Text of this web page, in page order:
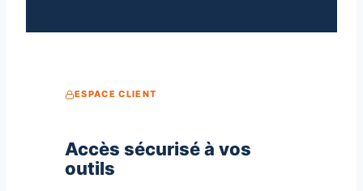
ESPACE CLIENT
Accès sécurisé à vos
outils